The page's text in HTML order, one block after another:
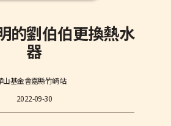
的劉伯伯更換熱水
器
山基金會嘉縣竹崎站
2022-09-30